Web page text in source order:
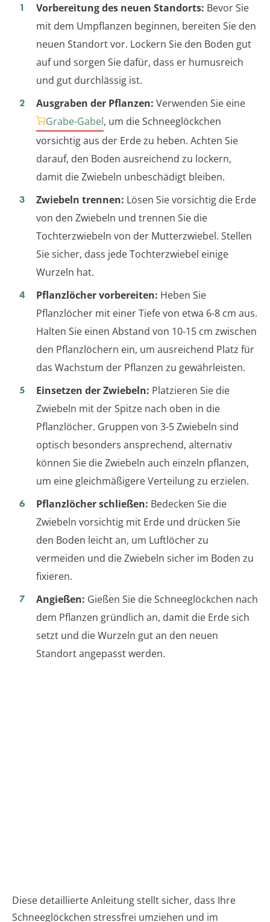
Vorbereitung des neuen Standorts: Bevor Sie
mit dem Umpflanzen beginnen, bereiten Sie den
neuen Standort vor. Lockern Sie den Boden gut
auf und sorgen Sie dafür, dass er humusreich
und gut durchlässig ist.
Ausgraben der Pflanzen: Verwenden Sie eine
Grabe-Gabel, um die Schneeglöckchen
vorsichtig aus der Erde zu heben. Achten Sie
darauf, den Boden ausreichend zu lockern,
damit die Zwiebeln unbeschädigt bleiben.
Zwiebeln trennen: Lösen Sie vorsichtig die Erde
von den Zwiebeln und trennen Sie die
Tochterzwiebeln von der Mutterzwiebel. Stellen
Sie sicher, dass jede Tochterzwiebel einige
Wurzeln hat.
Pflanzlöcher vorbereiten: Heben Sie
Pflanzlöcher mit einer Tiefe von etwa 6-8 cm aus.
Halten Sie einen Abstand von 10-15 cm zwischen
den Pflanzlöchern ein, um ausreichend Platz für
das Wachstum der Pflanzen zu gewährleisten.
Einsetzen der Zwiebeln: Platzieren Sie die
Zwiebeln mit der Spitze nach oben in die
Pflanzlöcher. Gruppen von 3-5 Zwiebeln sind
optisch besonders ansprechend, alternativ
können Sie die Zwiebeln auch einzeln pflanzen,
um eine gleichmäßigere Verteilung zu erzielen.
Pflanzlöcher schließen: Bedecken Sie die
Zwiebeln vorsichtig mit Erde und drücken Sie
den Boden leicht an, um Luftlöcher zu
vermeiden und die Zwiebeln sicher im Boden zu
fixieren.
Angießen: Gießen Sie die Schneeglöckchen nach
dem Pflanzen gründlich an, damit die Erde sich
setzt und die Wurzeln gut an den neuen
Standort angepasst werden.
Diese detaillierte Anleitung stellt sicher, dass Ihre
Schneeglöckchen stressfrei umziehen und im